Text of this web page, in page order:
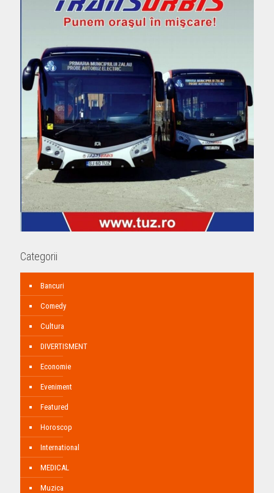
Categorii
Bancuri
Comedy
Cultura
DIVERTISMENT
Economie
Eveniment
Featured
Horoscop
International
MEDICAL
Muzica